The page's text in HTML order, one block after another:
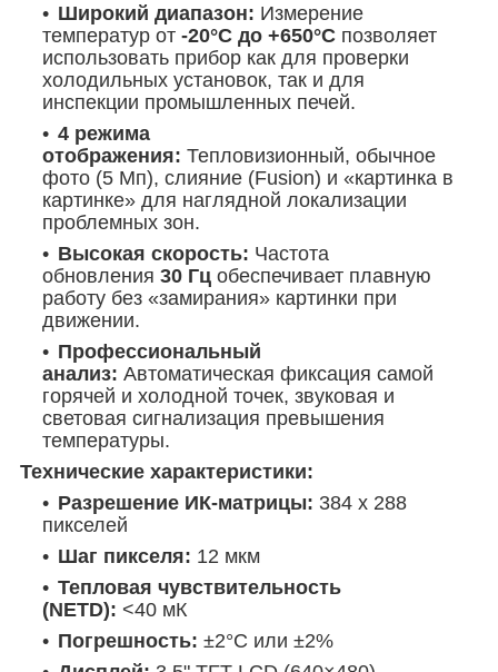
Широкий диапазон: Измерение
температур от -20°C до +650°C позволяет
использовать прибор как для проверки
холодильных установок, так и для
инспекции промышленных печей.
4 режима
отображения: Тепловизионный, обычное
фото (5 Мп), слияние (Fusion) и «картинка в
картинке» для наглядной локализации
проблемных зон.
Высокая скорость: Частота
обновления 30 Гц обеспечивает плавную
работу без «замирания» картинки при
движении.
Профессиональный
анализ: Автоматическая фиксация самой
горячей и холодной точек, звуковая и
световая сигнализация превышения
температуры.
Технические характеристики:
Разрешение ИК-матрицы: 384 x 288
пикселей
Шаг пикселя: 12 мкм
Тепловая чувствительность
(NETD): <40 мК
Погрешность: ±2°C или ±2%